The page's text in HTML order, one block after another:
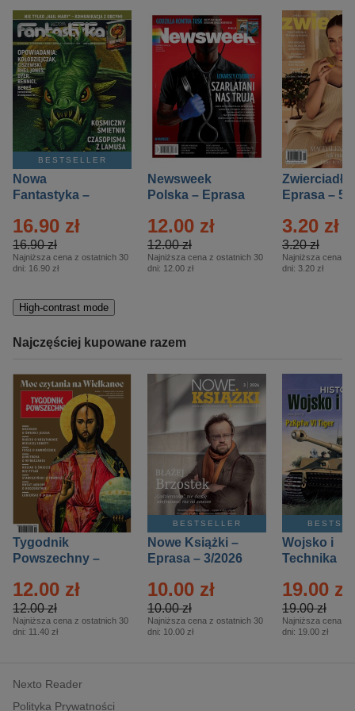
BESTSELLER
Nowa
Fantastyka –
16.90 zł
16.90 zł
Najniższa cena z ostatnich 30
dni: 16.90 zł
Newsweek
Polska – Eprasa
12.00 zł
12.00 zł
Najniższa cena z ostatnich 30
dni: 12.00 zł
Zwierciadło
Eprasa – 5/
3.20 zł
3.20 zł
Najniższa cena z
dni: 3.20 zł
High-contrast mode
Najczęściej kupowane razem
Tygodnik
Powszechny –
12.00 zł
12.00 zł
Najniższa cena z ostatnich 30
dni: 11.40 zł
BESTSELLER
Nowe Książki –
Eprasa – 3/2026
10.00 zł
10.00 zł
Najniższa cena z ostatnich 30
dni: 10.00 zł
Wojsko i
Technika
– 2/2026
19.00 zł
19.00 zł
Najniższa cena z
dni: 19.00 zł
Nexto Reader
Polityka Prywatności